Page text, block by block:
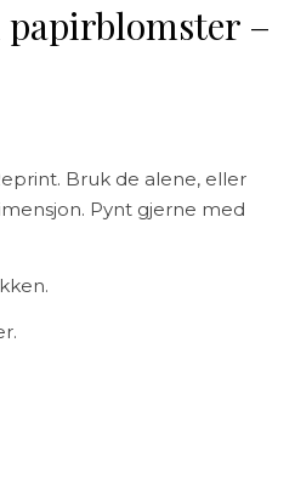
–
Bruk de alene, eller
Pynt gjerne med